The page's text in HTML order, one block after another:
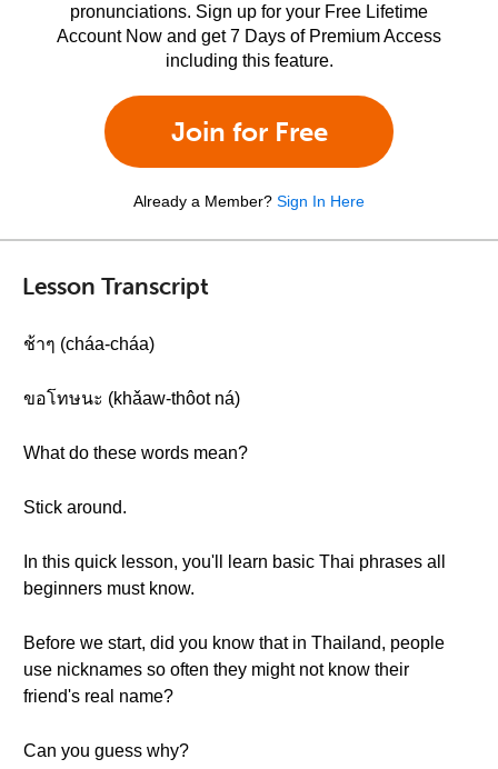
pronunciations. Sign up for your Free Lifetime
Account Now and get 7 Days of Premium Access
including this feature.
Join for Free
Already a Member? Sign In Here
Lesson Transcript
ช้าๆ (cháa-cháa)
ขอโทษนะ (khǎaw-thôot ná)
What do these words mean?
Stick around.
In this quick lesson, you'll learn basic Thai phrases all
beginners must know.
Before we start, did you know that in Thailand, people
use nicknames so often they might not know their
friend's real name?
Can you guess why?